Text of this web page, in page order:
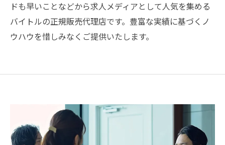
ドも早いことなどから求人メディアとして人気を集める
バイトルの正規販売代理店です。豊富な実績に基づくノ
ウハウを惜しみなくご提供いたします。